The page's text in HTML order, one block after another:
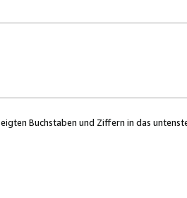
Buchstaben und Ziffern in das